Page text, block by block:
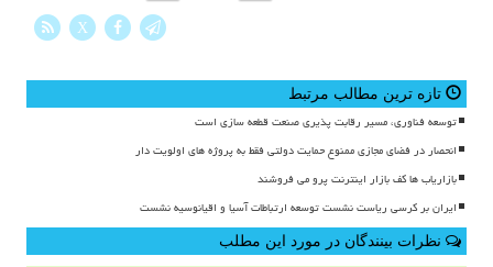
X
تازه ترین مطالب مرتبط
توسعه فناوری، مسیر رقابت پذیری صنعت قطعه سازی است
انحصار در فضای مجازی ممنوع حمایت دولتی فقط به پروژه های اولویت دار
بازاریاب ها کف بازار اینترنت پرو می فروشند
ایران بر کرسی ریاست نشست توسعه ارتباطات آسیا و اقیانوسیه نشست
نظرات بینندگان در مورد این مطلب